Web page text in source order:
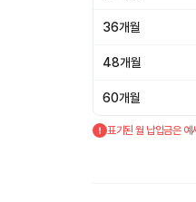
36개월
48개월
60개월
표기된 월 납입금은 예